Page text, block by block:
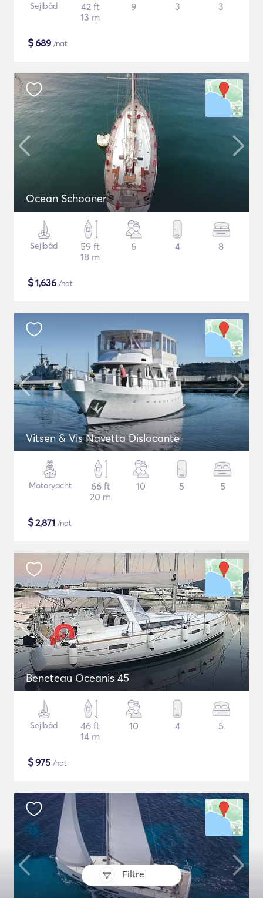
Filtre
Sejlbåd
42 ft
13 m
9 3 3
$689 /nat
Ocean Schooner
Sejlbåd
59 ft
18 m
6 4 8
$1,636 /nat
Vitsen & Vis Navetta Dislocante
Motoryacht
66 ft
20 m
10 5 5
$2,871 /nat
Beneteau Oceanis 45
Sejlbåd
46 ft
14 m
10 4 5
$975 /nat